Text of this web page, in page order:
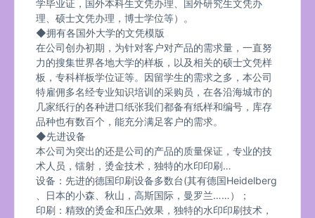
学毕业证，国外本科生文凭办理、国外研究生文凭办
理、硕士文凭办理，博士学位等）。
◆拥有各国外大学的文凭模版
在公司创办初期，为针对客户对产品的需求量，一直努
力的搜集世界各地大学的样板，以及相关的硕士文凭样
板，专科样板学位证等。因留学生的需求之多，本公司
特雇佣多名经专业知识培训的采购员，在各沿海城市的
几家纸行的各种进口纸张我们都备有纸样和编号，库存
品种也有数百个，能充分满足客户的需求。
◆先进设备
本公司为突出的还是公司的产品的质量保证，专业的技
术人员，镭射，烫金技术，独特的水印印刷…
设备：先进的德国印刷设备多数台(其有德国Heidelberg
、日本的小森、秋山，高斯国际，曼罗兰……）；
印刷：精致的烫金和压凸效果，独特的水印印刷技术，